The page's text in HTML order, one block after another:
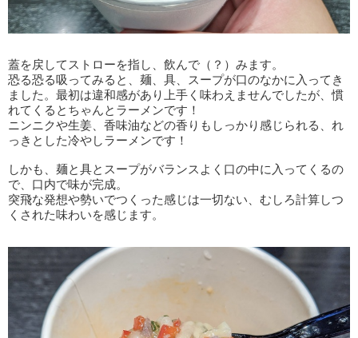
蓋を戻してストローを指し、飲んで（？）みます。
恐る恐る吸ってみると、麺、具、スープが口のなかに入ってき
ました。最初は違和感があり上手く味わえませんでしたが、慣
れてくるとちゃんとラーメンです！
ニンニクや生姜、香味油などの香りもしっかり感じられる、れ
っきとした冷やしラーメンです！
しかも、麺と具とスープがバランスよく口の中に入ってくるの
で、口内で味が完成。
突飛な発想や勢いでつくった感じは一切ない、むしろ計算しつ
くされた味わいを感じます。